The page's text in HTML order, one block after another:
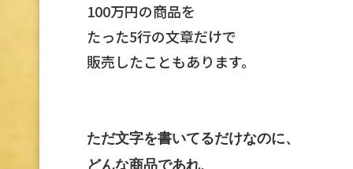
100万円の商品を
たった5行の文章だけで
販売したこともあります。
ただ文字を書いてるだけなのに、
どんな商品であれ、